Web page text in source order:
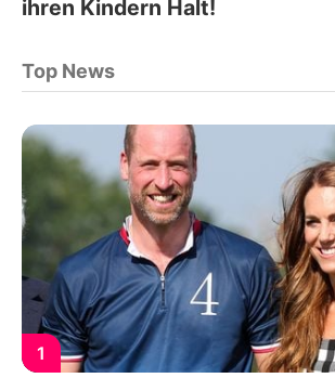
ihren Kindern Halt!
Top News
1